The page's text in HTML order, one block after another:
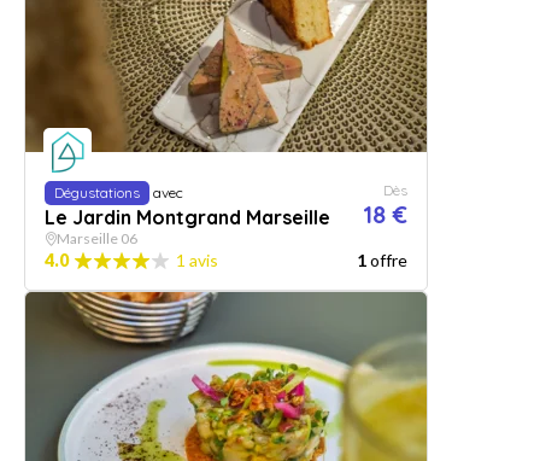
Dégustations avec
Le Jardin Montgrand Marseille
Dès
18 €
Marseille 06
4.0 1 avis 1offre